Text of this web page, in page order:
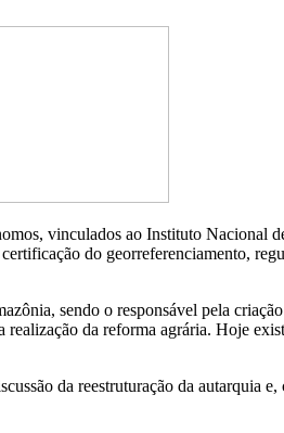
vinculados ao Instituto Nacional
do georreferenciamento,
sendo o responsável pela
da reforma agrária. Hoje
da reestruturação da autarquia